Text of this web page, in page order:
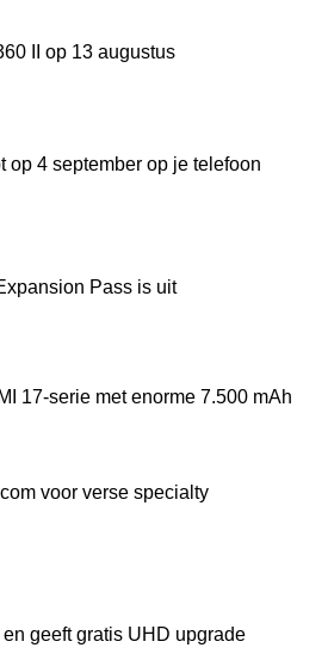
II op 13 augustus
op 4 september op je telefoon
Pass is uit
17-serie met enorme 7.500 mAh
voor verse specialty
geeft gratis UHD upgrade